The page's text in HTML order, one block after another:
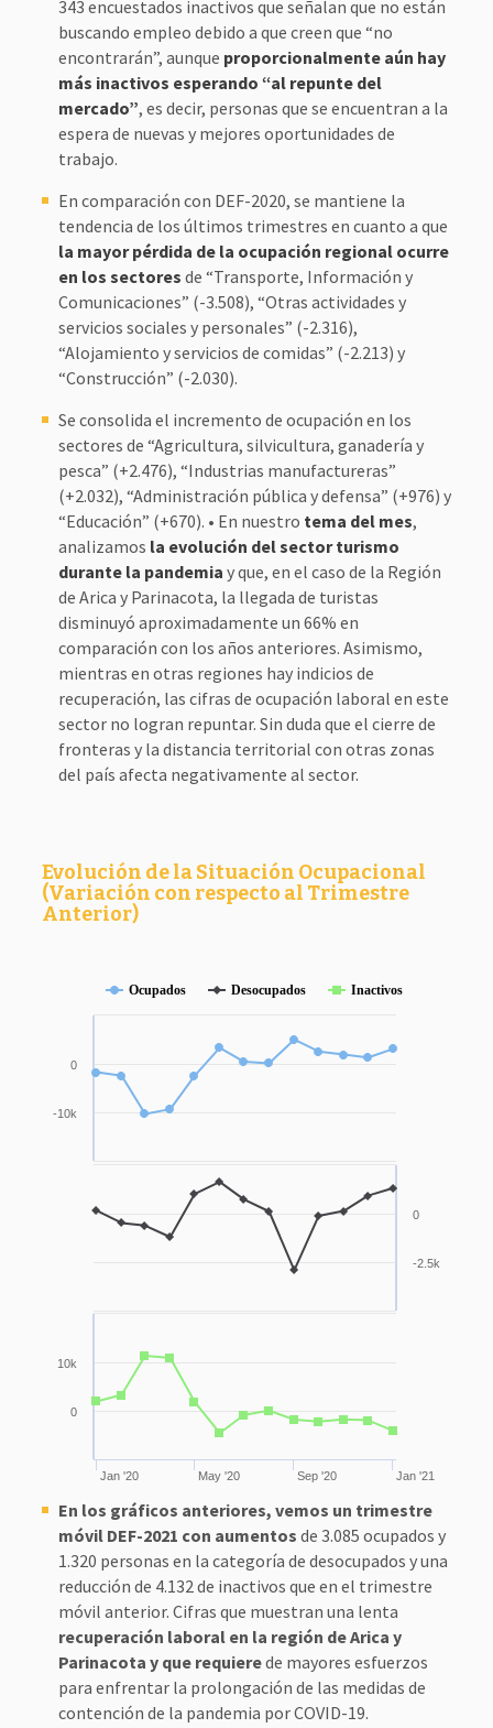
343 encuestados inactivos que señalan que no están
buscando empleo debido a que creen que “no
encontrarán”, aunque proporcionalmente aún hay
más inactivos esperando “al repunte del
mercado”, es decir, personas que se encuentran a la
espera de nuevas y mejores oportunidades de
trabajo.
En comparación con DEF-2020, se mantiene la
tendencia de los últimos trimestres en cuanto a que
la mayor pérdida de la ocupación regional ocurre
en los sectores de “Transporte, Información y
Comunicaciones” (-3.508), “Otras actividades y
servicios sociales y personales” (-2.316),
“Alojamiento y servicios de comidas” (-2.213) y
“Construcción” (-2.030).
Se consolida el incremento de ocupación en los
sectores de “Agricultura, silvicultura, ganadería y
pesca” (+2.476), “Industrias manufactureras”
(+2.032), “Administración pública y defensa” (+976) y
“Educación” (+670). • En nuestro tema del mes,
analizamos la evolución del sector turismo
durante la pandemia y que, en el caso de la Región
de Arica y Parinacota, la llegada de turistas
disminuyó aproximadamente un 66% en
comparación con los años anteriores. Asimismo,
mientras en otras regiones hay indicios de
recuperación, las cifras de ocupación laboral en este
sector no logran repuntar. Sin duda que el cierre de
fronteras y la distancia territorial con otras zonas
del país afecta negativamente al sector.
Evolución de la Situación Ocupacional
(Variación con respecto al Trimestre
Anterior)
Ocupados Desocupados Inactivos
Jan '20 May '20 Sep '20 Jan '21
-10k
0
-2.5k
0
0
10k
En los gráficos anteriores, vemos un trimestre
móvil DEF-2021 con aumentos de 3.085 ocupados y
1.320 personas en la categoría de desocupados y una
reducción de 4.132 de inactivos que en el trimestre
móvil anterior. Cifras que muestran una lenta
recuperación laboral en la región de Arica y
Parinacota y que requierede mayores esfuerzos
para enfrentar la prolongación de las medidas de
contención de la pandemia por COVID-19.